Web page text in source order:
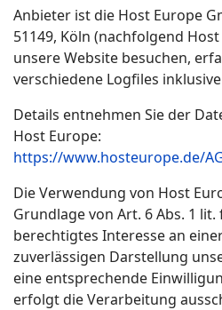
Anbieter ist die Host Europe
51149, Köln (nachfolgend
unsere Website besuchen,
verschiedene Logfiles
Details entnehmen Sie der
Host Europe:
https://www.hosteurope.de/
Die Verwendung von Host
Grundlage von Art. 6 Abs. 1 lit.
berechtigtes Interesse an
zuverlässigen Darstellung
eine entsprechende
erfolgt die Verarbeitung